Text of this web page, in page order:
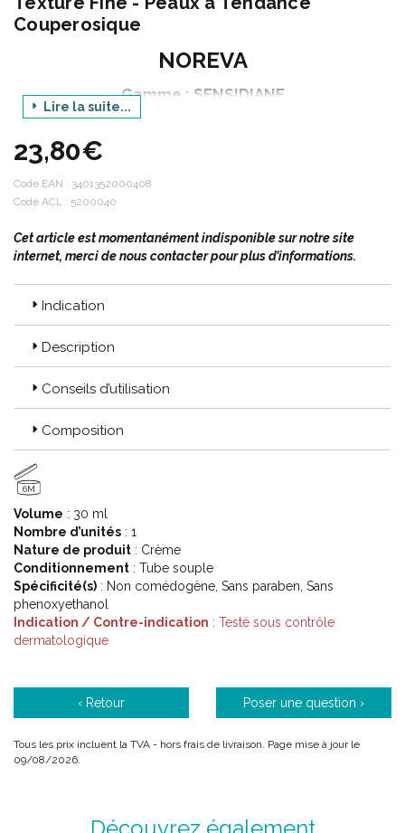
Couperosique
NOREVA
Gamme : SENSIDIANE
Produit : AR SOIN ANTI-ROUGEURS
Rougeurs localisées ou diffuses, vaisseaux apparents
disgracieux, flush ou sensations d’ échauffements sont autant de
signes inconfortables et visibles que subissent les peaux à
tendance couperosique. Les conséquences psycho-affectives
sont importantes car ces signes cutanés affichants sont souvent
associés à des émotions négatives (mauvais contrôle de soi, de
réaction cutanée et de réduire l’ apparition des rougeurs. Grâce
soins anti-rougeurs et couperose Sensidiane AR apporte une
réponse unique pour unifier le teint, masquer les imperfections
et réduire l’ apparition des rougeurs. Apaisée, la peau retrouve
un teint unifié.
Code ACL : 5200040
Code EAN : 3401352000408
Lire la suite...
23,80€
Code EAN : 3401352000408
Code ACL : 5200040
Cet article est momentanément indisponible sur notre site
internet, merci de nous contacter pour plus d’informations.
Indication
Description
Conseils d’utilisation
Composition
6M
Volume : 30 ml
Nombre d’unités : 1
Nature de produit : Crème
Conditionnement : Tube souple
Spécificité(s) : Non comédogène, Sans paraben, Sans
phenoxyethanol
Indication / Contre-indication : Testé sous contrôle
dermatologique
‹ Retour Poser une question ›
Tous les prix incluent la TVA - hors frais de livraison. Page mise à jour le
09/08/2026.